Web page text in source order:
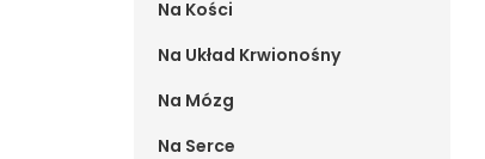
Na Kości
Na Układ Krwionośny
Na Mózg
Na Serce